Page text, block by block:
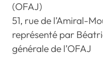
(OFAJ)
51, rue de l’Amiral-
représenté par
générale de l’OFAJ